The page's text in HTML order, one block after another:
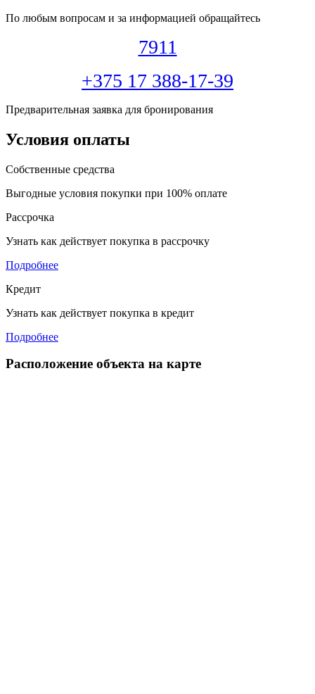
По любым вопросам и за информацией обращайтесь
7911
+375 17 388-17-39
Предварительная заявка для бронирования
Условия оплаты
Собственные средства
Выгодные условия покупки при 100% оплате
Рассрочка
Узнать как действует покупка в рассрочку
Подробнее
Кредит
Узнать как действует покупка в кредит
Подробнее
Расположение объекта на карте